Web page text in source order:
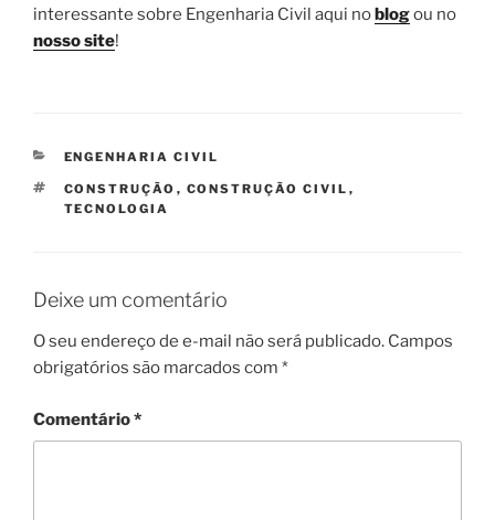
interessante sobre Engenharia Civil aqui noblogou no
nosso site!
CATEGORIAS
ENGENHARIA CIVIL
TAGS
CONSTRUÇÃO , CONSTRUÇÃO CIVIL ,
TECNOLOGIA
Deixe um comentário
O seu endereço de e-mail não será publicado. Campos
obrigatórios são marcados com *
Comentário*